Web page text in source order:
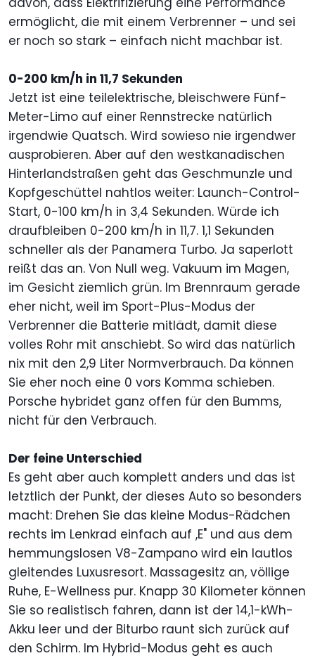
ermöglicht, die mit einem Verbrenner – und sei
er noch so stark – einfach nicht machbar ist.
0-200 km/h in 11,7 Sekunden
Jetzt ist eine teilelektrische, bleischwere Fünf-
Meter-Limo auf einer Rennstrecke natürlich
irgendwie Quatsch. Wird sowieso nie irgendwer
ausprobieren. Aber auf den westkanadischen
Hinterlandstraßen geht das Geschmunzle und
Kopfgeschüttel nahtlos weiter: Launch-Control-
Start, 0-100 km/h in 3,4 Sekunden. Würde ich
draufbleiben 0-200 km/h in 11,7. 1,1 Sekunden
schneller als der Panamera Turbo. Ja saperlott
reißt das an. Von Null weg. Vakuum im Magen,
im Gesicht ziemlich grün. Im Brennraum gerade
eher nicht, weil im Sport-Plus-Modus der
Verbrenner die Batterie mitlädt, damit diese
volles Rohr mit anschiebt. So wird das natürlich
nix mit den 2,9 Liter Normverbrauch. Da können
Sie eher noch eine 0 vors Komma schieben.
Porsche hybridet ganz offen für den Bumms,
nicht für den Verbrauch.
Der feine Unterschied
Es geht aber auch komplett anders und das ist
letztlich der Punkt, der dieses Auto so besonders
macht: Drehen Sie das kleine Modus-Rädchen
rechts im Lenkrad einfach auf ,E" und aus dem
hemmungslosen V8-Zampano wird ein lautlos
gleitendes Luxusresort. Massagesitz an, völlige
Ruhe, E-Wellness pur. Knapp 30 Kilometer können
Sie so realistisch fahren, dann ist der 14,1-kWh-
Akku leer und der Biturbo raunt sich zurück auf
den Schirm. Im Hybrid-Modus geht es auch